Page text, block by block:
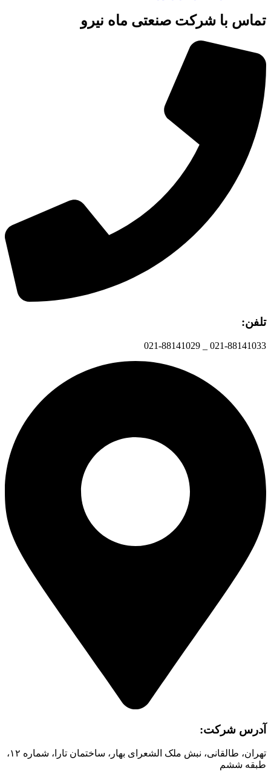
تماس با شرکت صنعتی ماه نیرو
تلفن:
021-88141033 _ 021-88141029
آدرس شرکت:
تهران، طالقانی، نبش ملک الشعرای بهار، ساختمان تارا، شماره ۱۲،
طبقه ششم